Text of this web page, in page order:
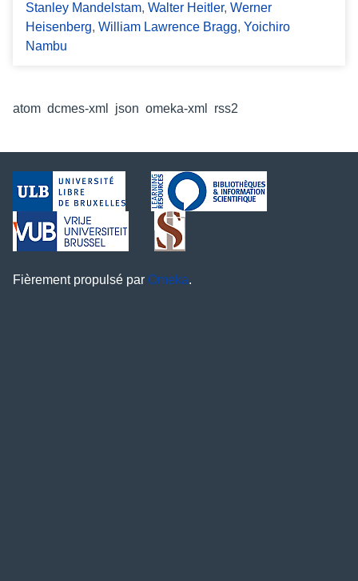
Stanley Mandelstam, Walter Heitler, Werner
Heisenberg, William Lawrence Bragg, Yoichiro
Nambu
atom dcmes-xml json omeka-xml rss2
Fièrement propulsé par Omeka.